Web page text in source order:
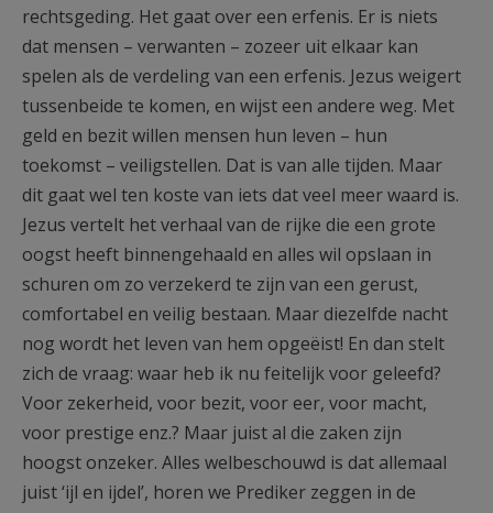
rechtsgeding. Het gaat over een erfenis. Er is niets
dat mensen – verwanten – zozeer uit elkaar kan
spelen als de verdeling van een erfenis. Jezus weigert
tussenbeide te komen, en wijst een andere weg. Met
geld en bezit willen mensen hun leven – hun
toekomst – veiligstellen. Dat is van alle tijden. Maar
dit gaat wel ten koste van iets dat veel meer waard is.
Jezus vertelt het verhaal van de rijke die een grote
oogst heeft binnengehaald en alles wil opslaan in
schuren om zo verzekerd te zijn van een gerust,
comfortabel en veilig bestaan. Maar diezelfde nacht
nog wordt het leven van hem opgeëist! En dan stelt
zich de vraag: waar heb ik nu feitelijk voor geleefd?
Voor zekerheid, voor bezit, voor eer, voor macht,
voor prestige enz.? Maar juist al die zaken zijn
hoogst onzeker. Alles welbeschouwd is dat allemaal
juist ‘ijl en ijdel’, horen we Prediker zeggen in de